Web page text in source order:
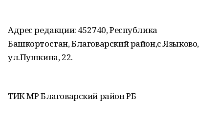
Адрес редакции: 452740, Республика
Башкортостан, Благоварский район,с.Языково,
ул.Пушкина, 22.
ТИК МР Благоварский район РБ